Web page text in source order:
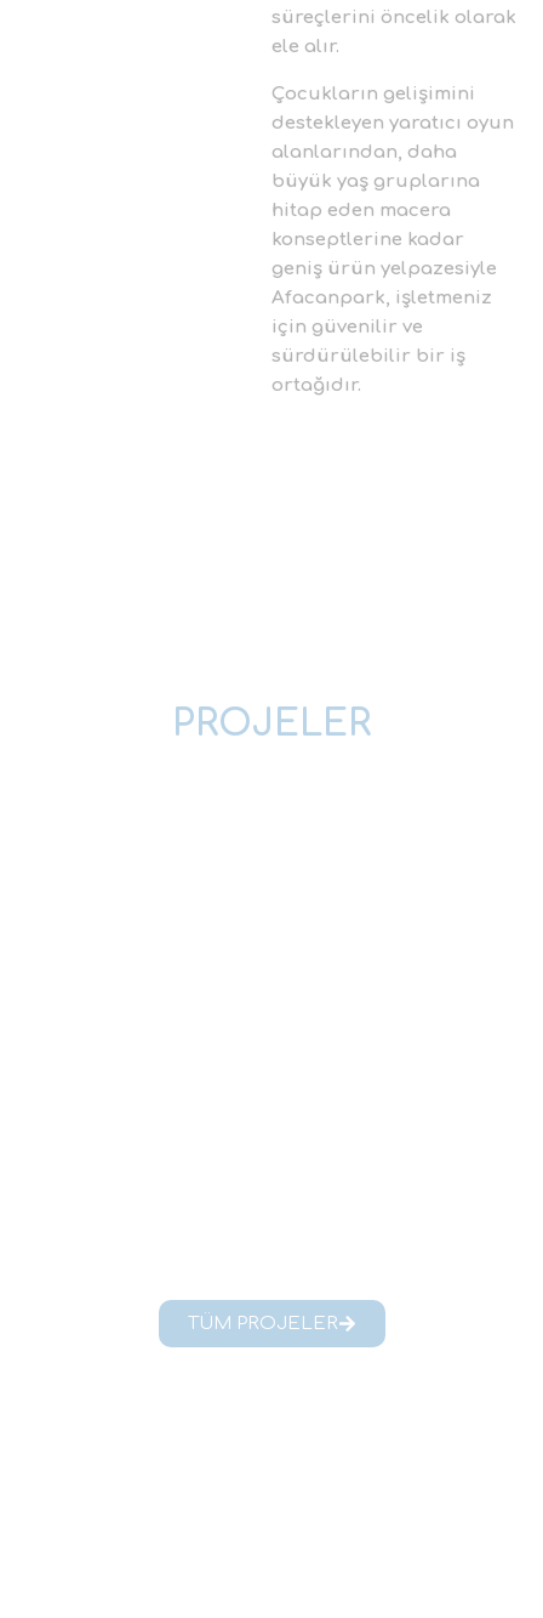
süreçlerini öncelik olarak
ele alır.
Çocukların gelişimini
destekleyen yaratıcı oyun
alanlarından, daha
büyük yaş gruplarına
hitap eden macera
konseptlerine kadar
geniş ürün yelpazesiyle
Afacanpark, işletmeniz
için güvenilir ve
sürdürülebilir bir iş
ortağıdır.
PROJELER
TÜM PROJELER